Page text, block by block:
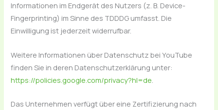
Informationen im Endgerät des Nutzers (z. B. Device-
Fingerprinting) im Sinne des TDDDG umfasst. Die
Einwilligung ist jederzeit widerrufbar.
Weitere Informationen über Datenschutz bei YouTube
finden Sie in deren Datenschutzerklärung unter:
https://policies.google.com/privacy?hl=de
Das Unternehmen verfügt über eine Zertifizierung nach